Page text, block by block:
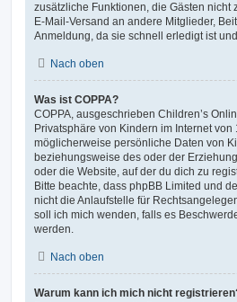
zusätzliche Funktionen, die Gästen nicht
E-Mail-Versand an andere Mitglieder,
Anmeldung, da sie schnell erledigt ist
Nach oben
Was ist COPPA?
COPPA, ausgeschrieben Children’s
Privatsphäre von Kindern im Internet
möglicherweise persönliche Daten von
beziehungsweise des oder der
oder die Website, auf der du dich zu
Bitte beachte, dass phpBB Limited und
nicht die Anlaufstelle für
soll ich mich wenden, falls es
werden.
Nach oben
Warum kann ich mich nicht